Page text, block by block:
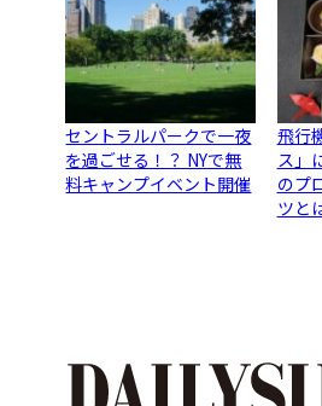
セントラルパークで一夜
を過ごせる！？ NYで無
料キャンプイベント開催
飛行
ス」
のプ
ツと